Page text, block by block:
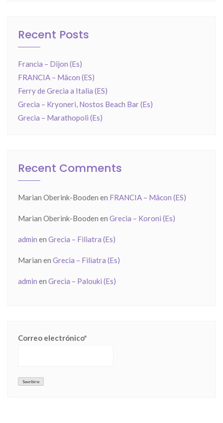
Recent Posts
Francia – Dijon (Es)
FRANCIA – Mâcon (ES)
Ferry de Grecia a Italia (ES)
Grecia – Kryoneri, Nostos Beach Bar (Es)
Grecia – Marathopoli (Es)
Recent Comments
Marian Oberink-Booden en FRANCIA – Mâcon (ES)
Marian Oberink-Booden en Grecia – Koroni (Es)
admin en Grecia – Filiatra (Es)
Marian en Grecia – Filiatra (Es)
admin en Grecia – Palouki (Es)
Correo electrónico*